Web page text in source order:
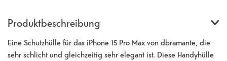
Produktbeschreibung
Eine Schutzhülle für das iPhone 15 Pro Max von dbramante, die
sehr schlicht und gleichzeitig sehr elegant ist. Diese Handyhülle